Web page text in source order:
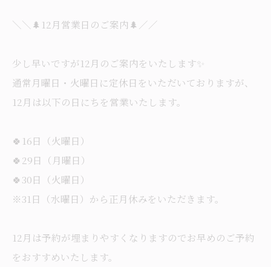
＼＼🌲12月営業日のご案内🌲／／
少し早いですが12月のご案内をいたします✨
通常月曜日・火曜日に定休日をいただいておりますが、
12月は以下の日にちを営業いたします。
🍀16日（火曜日）
🍀29日（月曜日）
🍀30日（火曜日）
※31日（水曜日）から正月休みをいただきます。
12月は予約が埋まりやすくなりますのでお早めのご予約
をおすすめいたします。